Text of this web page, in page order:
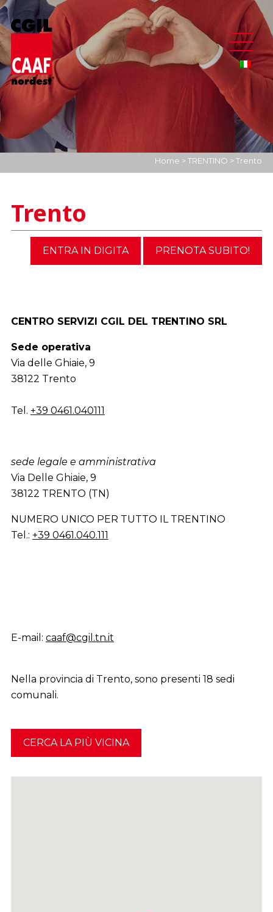
Home >TRENTINO >Trento
Trento
ENTRA IN DIGITA PRENOTA SUBITO!
CENTRO SERVIZI CGIL DEL TRENTINO SRL
Sede operativa
Via delle Ghiaie, 9
38122 Trento
Tel. +39 0461.040111
sede legale e amministrativa
Via Delle Ghiaie, 9
38122 TRENTO (TN)
NUMERO UNICO PER TUTTO IL TRENTINO
Tel.: +39 0461.040.111
E-mail: caaf@cgil.tn.it
Nella provincia di Trento, sono presenti 18 sedi
comunali.
CERCA LA PIÙ VICINA